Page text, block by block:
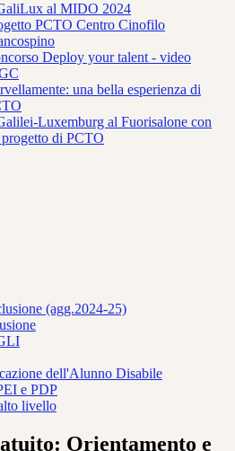
al MIDO 2024
PCTO Centro Cinofilo
Deploy your talent - video
una bella esperienza di
Luxemburg al Fuorisalone con
di PCTO
(agg.2024-25)
dell'Alunno Disabile
e PDP
livello
Orientamento e